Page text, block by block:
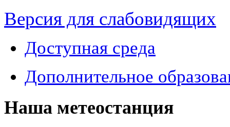
Версия для слабовидящих
Доступная среда
Дополнительное
Наша метеостанция